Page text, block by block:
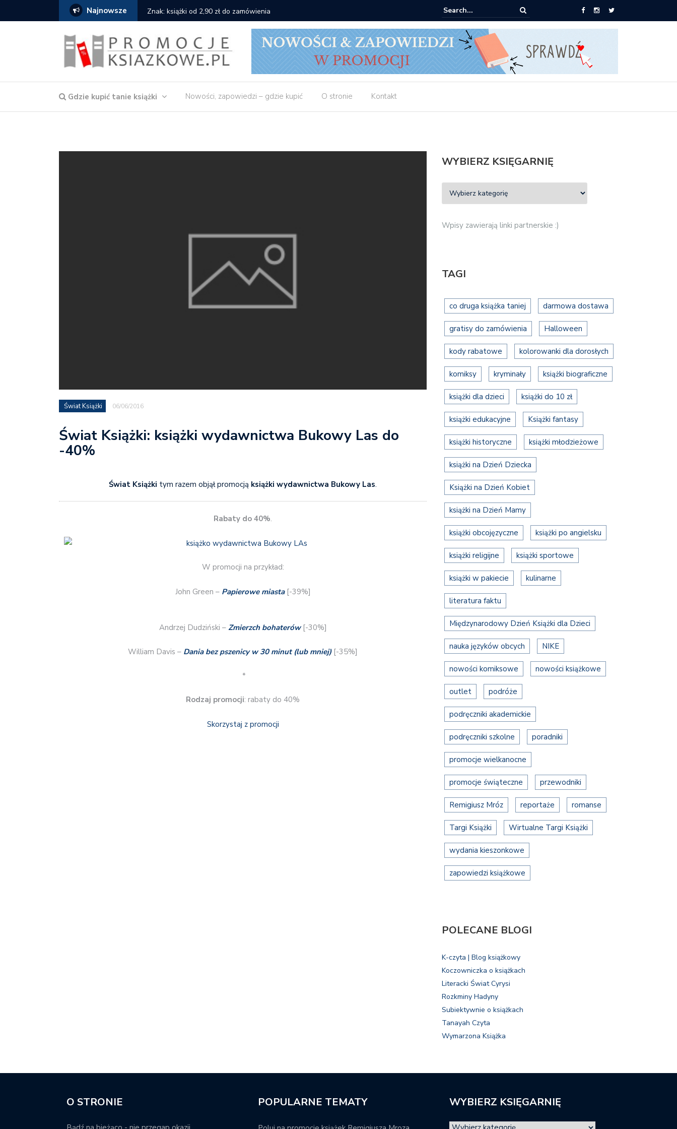
Najnowsze Znak: książki od 2,90 zł do zamówienia Matras: 10 książek za 69 zł
Gdzie kupić tanie książki Nowości, zapowiedzi – gdzie kupić O stronie Kontakt
Świat Książki 06/06/2016
Świat Książki: książki wydawnictwa Bukowy Las do
-40%
Świat Książki tym razem objął promocją książki wydawnictwa Bukowy Las.
Rabaty do 40%.
W promocji na przykład:
John Green – Papierowe miasta[-39%]
Andrzej Dudziński – Zmierzch bohaterów[-30%]
William Davis – Dania bez pszenicy w 30 minut (lub mniej)[-35%]
*
Rodzaj promocji: rabaty do 40%
Skorzystaj z promocji
WYBIERZ KSIĘGARNIĘ
Wpisy zawierają linki partnerskie :)
TAGI
co druga książka taniej darmowa dostawa
gratisy do zamówienia Halloween
kody rabatowe kolorowanki dla dorosłych
komiksy kryminały książki biograficzne
książki dla dzieci książki do 10 zł
książki edukacyjne Książki fantasy
książki historyczne książki młodzieżowe
książki na Dzień Dziecka
Książki na Dzień Kobiet
książki na Dzień Mamy
książki obcojęzyczne książki po angielsku
książki religijne książki sportowe
książki w pakiecie kulinarne
literatura faktu
Międzynarodowy Dzień Książki dla Dzieci
nauka języków obcych NIKE
nowości komiksowe nowości książkowe
outlet podróże
podręczniki akademickie
podręczniki szkolne poradniki
promocje wielkanocne
promocje świąteczne przewodniki
Remigiusz Mróz reportaże romanse
Targi Książki Wirtualne Targi Książki
wydania kieszonkowe
zapowiedzi książkowe
POLECANE BLOGI
K-czyta | Blog książkowy
Koczowniczka o książkach
Literacki Świat Cyrysi
Rozkminy Hadyny
Subiektywnie o książkach
Tanayah Czyta
Wymarzona Książka
O STRONIE POPULARNE TEMATY WYBIERZ KSIĘGARNIĘ